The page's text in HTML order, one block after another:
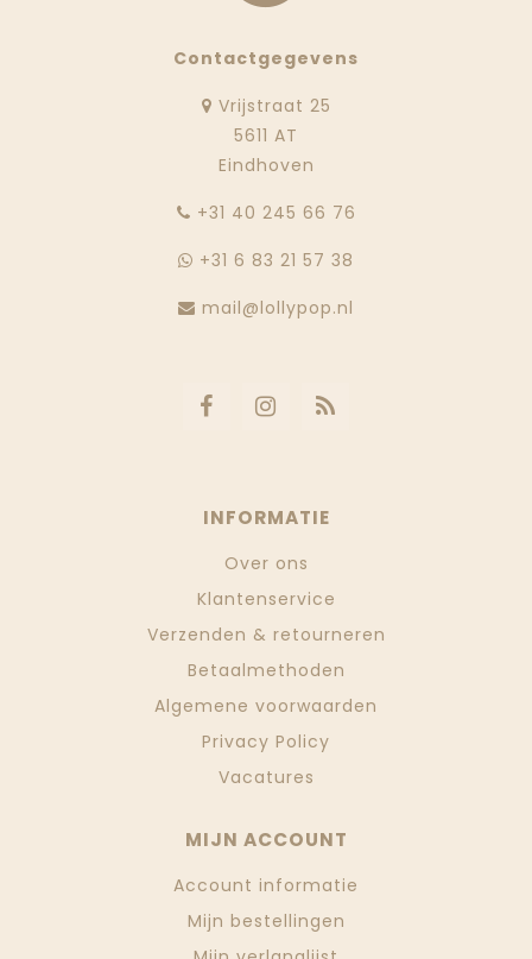
Contactgegevens
Vrijstraat 25
5611 AT
Eindhoven
‭+31 40 245 66 76
+31 6 83 21 57 38
mail@lollypop.nl
INFORMATIE
Over ons
Klantenservice
Verzenden & retourneren
Betaalmethoden
Algemene voorwaarden
Privacy Policy
Vacatures
MIJN ACCOUNT
Account informatie
Mijn bestellingen